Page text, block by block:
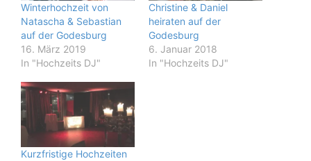
Winterhochzeit von
Natascha & Sebastian
auf der Godesburg
16. März 2019
In "Hochzeits DJ"
Christine & Daniel
heiraten auf der
Godesburg
6. Januar 2018
In "Hochzeits DJ"
Kurzfristige Hochzeiten